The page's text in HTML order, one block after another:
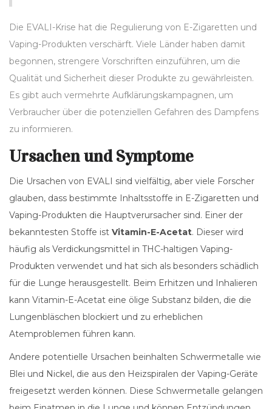
Die EVALI-Krise hat die Regulierung von E-Zigaretten und
Vaping-Produkten verschärft. Viele Länder haben damit
begonnen, strengere Vorschriften einzuführen, um die
Qualität und Sicherheit dieser Produkte zu gewährleisten.
Es gibt auch vermehrte Aufklärungskampagnen, um
Verbraucher über die potenziellen Gefahren des Dampfens
zu informieren.
Ursachen und Symptome
Die Ursachen von EVALI sind vielfältig, aber viele Forscher
glauben, dass bestimmte Inhaltsstoffe in E-Zigaretten und
Vaping-Produkten die Hauptverursacher sind. Einer der
bekanntesten Stoffe ist Vitamin-E-Acetat. Dieser wird
häufig als Verdickungsmittel in THC-haltigen Vaping-
Produkten verwendet und hat sich als besonders schädlich
für die Lunge herausgestellt. Beim Erhitzen und Inhalieren
kann Vitamin-E-Acetat eine ölige Substanz bilden, die die
Lungenbläschen blockiert und zu erheblichen
Atemproblemen führen kann.
Andere potentielle Ursachen beinhalten Schwermetalle wie
Blei und Nickel, die aus den Heizspiralen der Vaping-Geräte
freigesetzt werden können. Diese Schwermetalle gelangen